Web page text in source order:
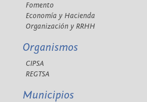
Fomento
Economía y Hacienda
Organización y RRHH
Organismos
CIPSA
REGTSA
Municipios